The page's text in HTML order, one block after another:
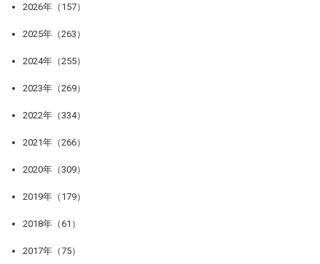
2026年（157）
2025年（263）
2024年（255）
2023年（269）
2022年（334）
2021年（266）
2020年（309）
2019年（179）
2018年（61）
2017年（75）